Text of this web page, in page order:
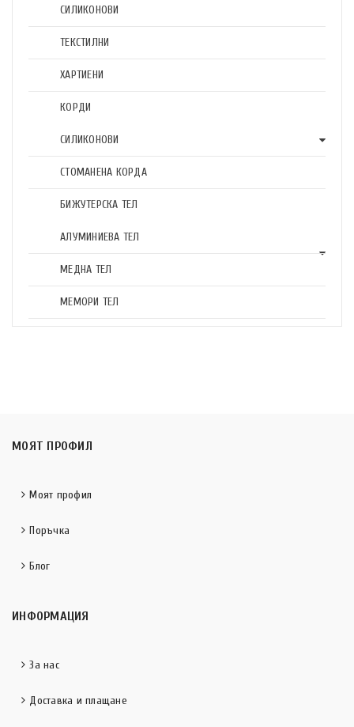
СИЛИКОНОВИ
ТЕКСТИЛНИ
ХАРТИЕНИ
КОРДИ
СИЛИКОНОВИ
СТОМАНЕНА КОРДА
БИЖУТЕРСКА ТЕЛ
АЛУМИНИЕВА ТЕЛ
МЕДНА ТЕЛ
МЕМОРИ ТЕЛ
МОЯТ ПРОФИЛ
Моят профил
Поръчка
Блог
ИНФОРМАЦИЯ
За нас
Доставка и плащане